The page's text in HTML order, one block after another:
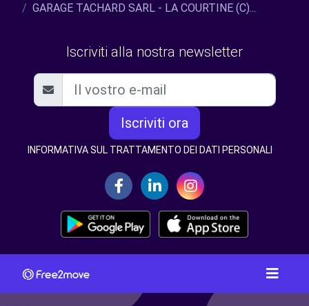
GARAGE TACHARD SARL - LA COURTINE (C)...
Iscriviti alla nostra newsletter
Iscriviti ora
INFORMATIVA SUL TRATTAMENTO DEI DATI PERSONALI